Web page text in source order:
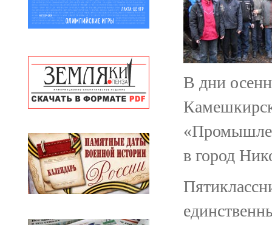
В дни
в город